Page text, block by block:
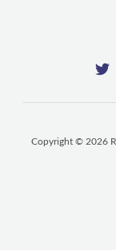
Copyright © 2026